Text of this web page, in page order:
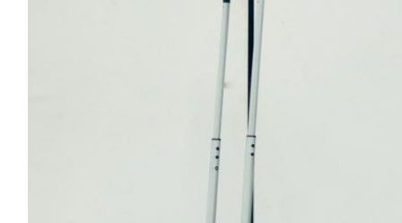
Naknada za prinudno
Naknada od avio-kompanije
Žalbe avio-kompanijama
Propisi